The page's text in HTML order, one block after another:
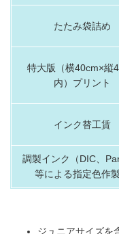
たたみ袋詰め
特大版（横40cm×縦
内）プリント
インク替工賃
調製インク（DIC、
等による指定色作製
ジュニアサイズを